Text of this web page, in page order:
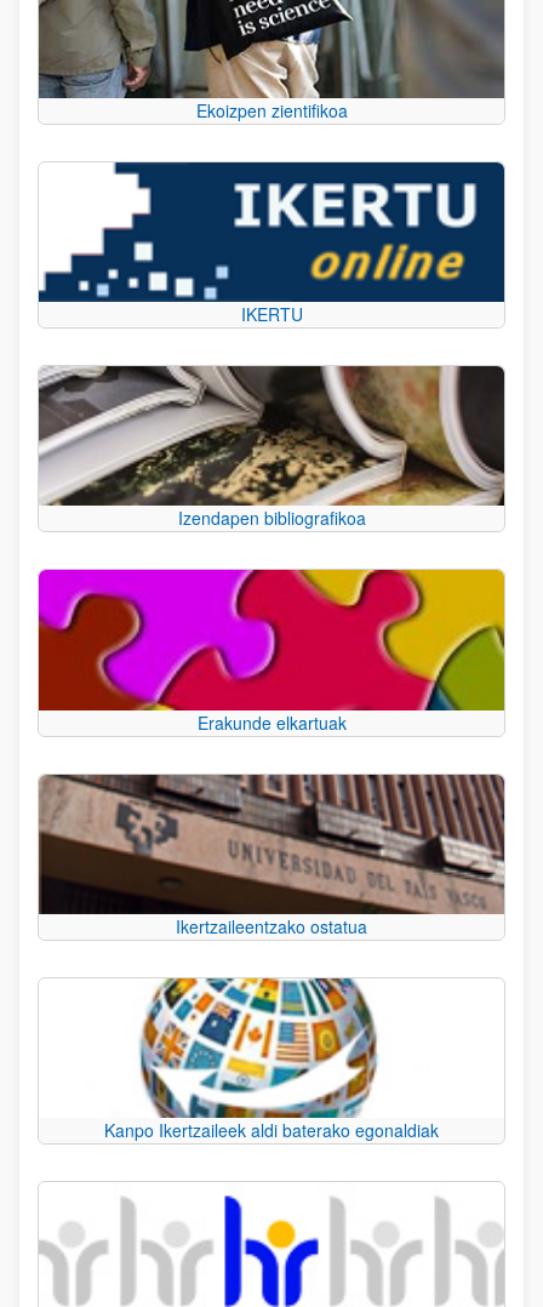
Ekoizpen zientifikoa
IKERTU
Izendapen bibliografikoa
Erakunde elkartuak
Ikertzaileentzako ostatua
Kanpo Ikertzaileek aldi baterako egonaldiak